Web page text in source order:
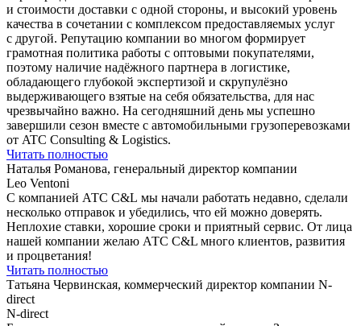
и стоимости доставки с одной стороны, и высокий уровень
качества в сочетании с комплексом предоставляемых услуг
с другой. Репутацию компании во многом формирует
грамотная политика работы с оптовыми покупателями,
поэтому наличие надёжного партнера в логистике,
обладающего глубокой экспертизой и скрупулёзно
выдерживающего взятые на себя обязательства, для нас
чрезвычайно важно. На сегодняшний день мы успешно
завершили сезон вместе с автомобильными грузоперевозками
от ATC Consulting & Logistics.
Читать полностью
Наталья Романова, генеральный директор компании
Leo Ventoni
С компанией АТС C&L мы начали работать недавно, сделали
несколько отправок и убедились, что ей можно доверять.
Неплохие ставки, хорошие сроки и приятный сервис. От лица
нашей компании желаю АТС C&L много клиентов, развития
и процветания!
Читать полностью
Татьяна Червинская, коммерческий директор компании N-
direct
N-direct